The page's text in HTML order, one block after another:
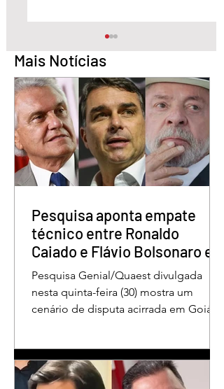
Quem é o Jornalista
Carlos Peixoto,
homenageado pela
CLDF no Dia da
Mais Notícias
Pesquisa aponta empate
técnico entre Ronaldo
Caiado e Flávio Bolsonaro em
Goiás
Pesquisa Genial/Quaest divulgada
nesta quinta-feira (30) mostra um
cenário de disputa acirrada em Goiás
aparece com 33% das intenções de
voto no primeiro turno, seguido pelo